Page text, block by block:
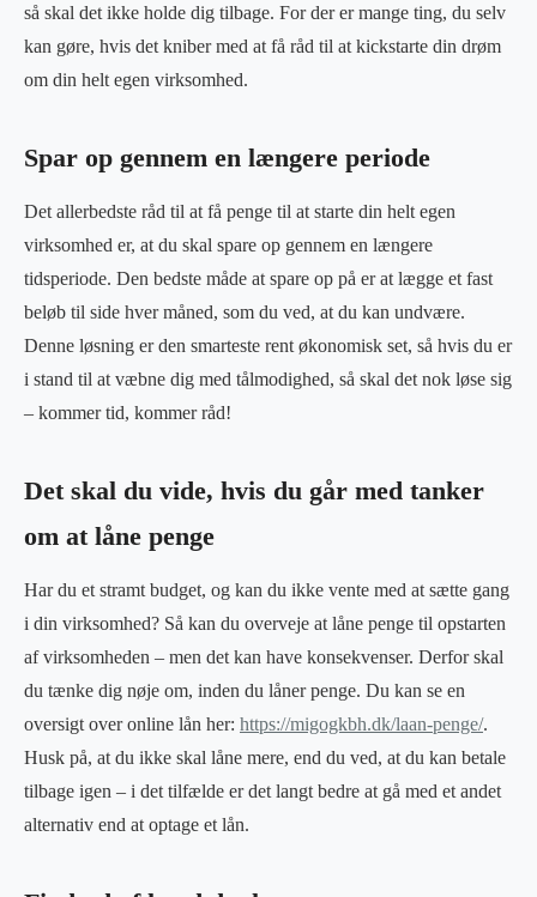
så skal det ikke holde dig tilbage. For der er mange ting, du selv
kan gøre, hvis det kniber med at få råd til at kickstarte din drøm
om din helt egen virksomhed.
Spar op gennem en længere periode
Det allerbedste råd til at få penge til at starte din helt egen
virksomhed er, at du skal spare op gennem en længere
tidsperiode. Den bedste måde at spare op på er at lægge et fast
beløb til side hver måned, som du ved, at du kan undvære.
Denne løsning er den smarteste rent økonomisk set, så hvis du er
i stand til at væbne dig med tålmodighed, så skal det nok løse sig
– kommer tid, kommer råd!
Det skal du vide, hvis du går med tanker
om at låne penge
Har du et stramt budget, og kan du ikke vente med at sætte gang
i din virksomhed? Så kan du overveje at låne penge til opstarten
af virksomheden – men det kan have konsekvenser. Derfor skal
du tænke dig nøje om, inden du låner penge. Du kan se en
oversigt over online lån her: https://migogkbh.dk/laan-penge/.
Husk på, at du ikke skal låne mere, end du ved, at du kan betale
tilbage igen – i det tilfælde er det langt bedre at gå med et andet
alternativ end at optage et lån.